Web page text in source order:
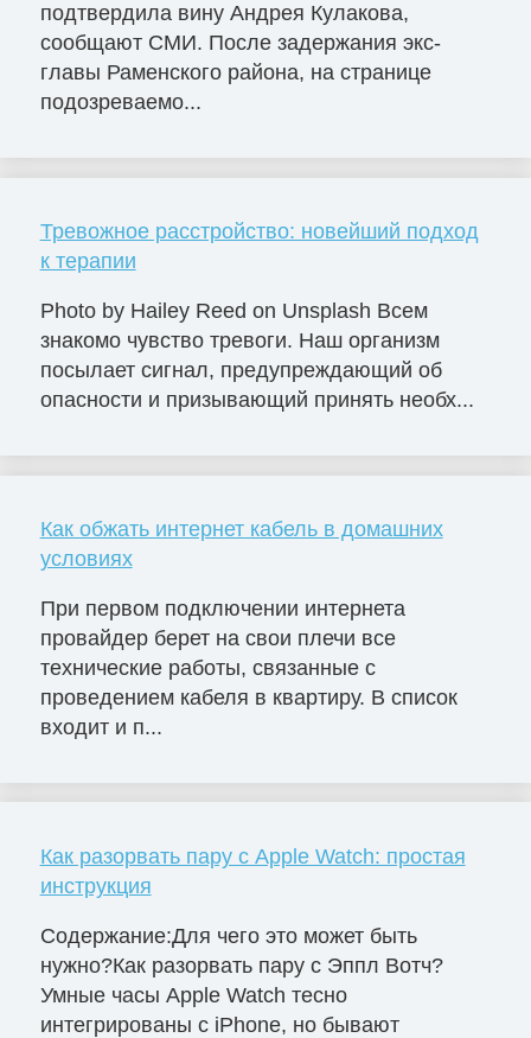
подтвердила вину Андрея Кулакова,
сообщают СМИ. После задержания экс-
главы Раменского района, на странице
подозреваемо...
Тревожное расстройство: новейший подход
к терапии
Photo by Hailey Reed on Unsplash Всем
знакомо чувство тревоги. Наш организм
посылает сигнал, предупреждающий об
опасности и призывающий принять необх...
Как обжать интернет кабель в домашних
условиях
При первом подключении интернета
провайдер берет на свои плечи все
технические работы, связанные с
проведением кабеля в квартиру. В список
входит и п...
Как разорвать пару с Apple Watch: простая
инструкция
Содержание:Для чего это может быть
нужно?Как разорвать пару с Эппл Вотч?
Умные часы Apple Watch тесно
интегрированы с iPhone, но бывают